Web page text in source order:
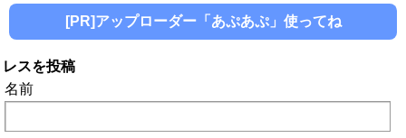
[PR]アップローダー「あぷあぷ」使ってね
レスを投稿
名前